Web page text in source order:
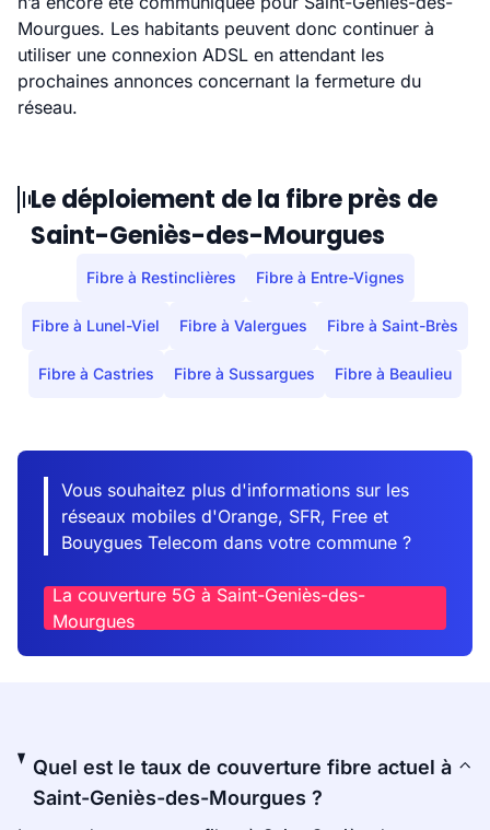
Mourgues. Les habitants peuvent donc continuer à
utiliser une connexion ADSL en attendant les
prochaines annonces concernant la fermeture du
réseau.
Le déploiement de la fibre près de
Saint-Geniès-des-Mourgues
Fibre à Restinclières Fibre à Entre-Vignes
Fibre à Lunel-Viel Fibre à Valergues Fibre à Saint-Brès
Fibre à Castries Fibre à Sussargues Fibre à Beaulieu
Vous souhaitez plus d'informations sur les
réseaux mobiles d'Orange, SFR, Free et
Bouygues Telecom dans votre commune ?
La couverture 5G à Saint-Geniès-des-
Mourgues
Quel est le taux de couverture fibre actuel à
Saint-Geniès-des-Mourgues ?